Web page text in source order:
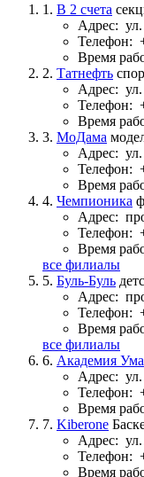
1. В 2 счета
Адрес:
Телефон:
Время
2. Татнефть
Адрес:
Телефон:
Время
3. МоДама
Адрес:
Телефон:
Время
4. Чемпионика
Адрес:
Телефон:
Время
все филиалы
5. Буль-Буль
Адрес:
Телефон:
Время
все филиалы
6. Академия Ума
Адрес:
Телефон:
Время
7. Kiberone
Адрес:
Телефон:
Время